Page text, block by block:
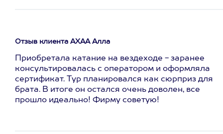
Отзыв клиента АХАА Алла
Приобретала катание на вездеходе - заранее
консультировалась с оператором и оформляла
сертификат. Тур планировался как сюрприз для
брата. В итоге он остался очень доволен, все
прошло идеально! Фирму советую!